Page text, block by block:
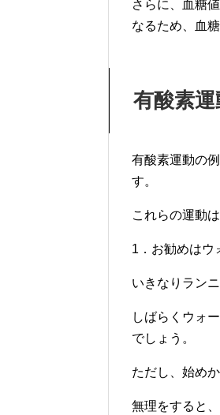
さらに、血糖
なるため、血
有酸素
有酸素運動の
す。
これらの運動
1．お勧めはウ
いきなりラン
しばらくウォ
でしょう。
ただし、始め
無理をすると